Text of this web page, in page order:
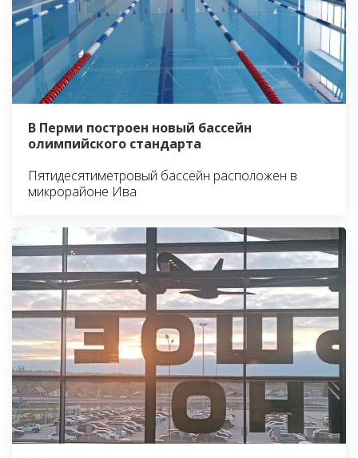
В Перми построен новый бассейн
олимпийского стандарта
Пятидесятиметровый бассейн расположен в
микрорайоне Ива